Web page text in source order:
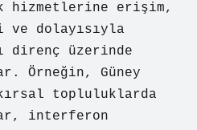
hizmetlerine erişim,
dolayısıyla
direnç üzerinde
Örneğin, Güney
topluluklarda
interferon